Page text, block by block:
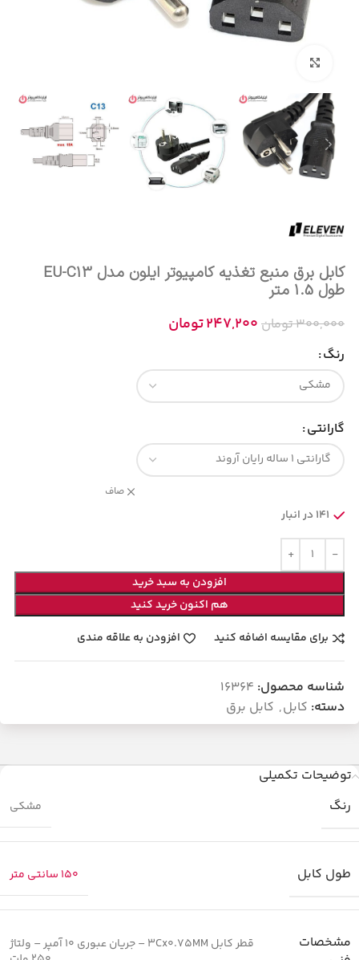
کابل برق منبع تغذیه کامپیوتر ایلون مدل EU-C13
طول 1.5 متر
300,000تومان 247,200تومان
رنگ
گارانتی
صاف
141 در انبار
افزودن به سبد خرید
هم اکنون خرید کنید
برای مقایسه اضافه کنید
افزودن به علاقه مندی
شناسه محصول: 16364
دسته: کابل, کابل برق
توضیحات تکمیلی
رنگ
مشکی
طول کابل 150 سانتی متر
مشخصات
قطر کابل 3Cx0.75MM – جریان عبوری 10 آمپر – ولتاژ